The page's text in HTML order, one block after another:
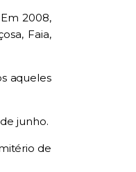
2008,
Faia,
aqueles
junho.
de